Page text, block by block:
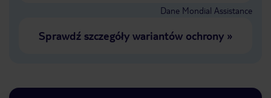
Dane Mondial Assistance
Sprawdź szczegóły wariantów ochrony»